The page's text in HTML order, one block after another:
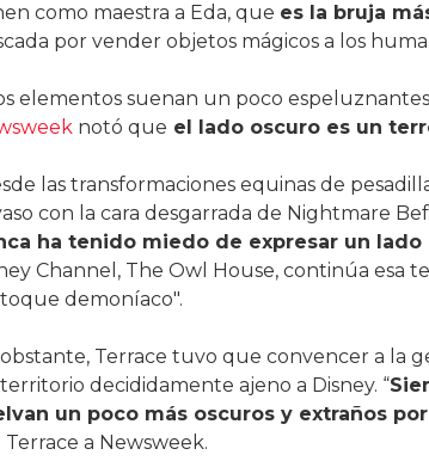
como maestra a Eda, que es la bruja
por vender objetos mágicos a los
elementos suenan un poco
notó que el lado oscuro es un
las transformaciones equinas de
con la cara desgarrada de Nightmare
ha tenido miedo de expresar un lado
Channel, The Owl House, continúa esa
demoníaco".
Terrace tuvo que convencer a la
decididamente ajeno a Disney. “
un poco más oscuros y extraños
Terrace a Newsweek.